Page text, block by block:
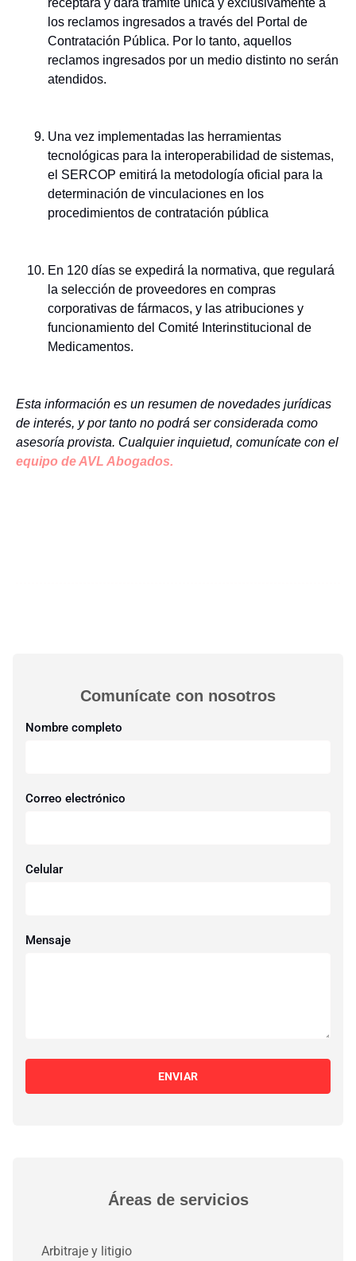
receptará y dará trámite única y exclusivamente a
los reclamos ingresados a través del Portal de
Contratación Pública. Por lo tanto, aquellos
reclamos ingresados por un medio distinto no serán
atendidos.
Una vez implementadas las herramientas
tecnológicas para la interoperabilidad de sistemas,
el SERCOP emitirá la metodología oficial para la
determinación de vinculaciones en los
procedimientos de contratación pública
En 120 días se expedirá la normativa, que regulará
la selección de proveedores en compras
corporativas de fármacos, y las atribuciones y
funcionamiento del Comité Interinstitucional de
Medicamentos.
Esta información es un resumen de novedades jurídicas
de interés, y por tanto no podrá ser considerada como
asesoría provista. Cualquier inquietud, comunícate con el
equipo de AVL Abogados.
Comunícate con nosotros​
Nombre completo
Correo electrónico
Celular
Mensaje
ENVIAR
Áreas de servicios
Arbitraje y litigio